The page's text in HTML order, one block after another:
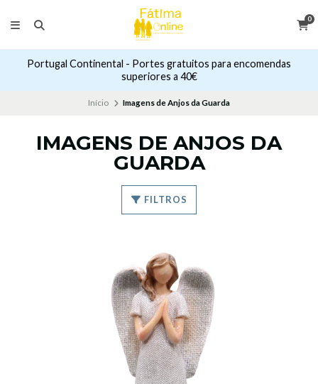
0
Portugal Continental - Portes gratuitos para encomendas
superiores a 40€
Início Imagens de Anjos da Guarda
IMAGENS DE ANJOS DA
GUARDA
FILTROS